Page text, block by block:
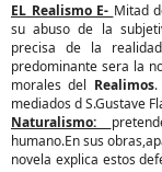
EL Realismo E- Mitad
su abuso de la
precisa de la
predominante sera la
morales del Realimos.
mediados d S.Gustave
Naturalismo:
humano.En sus
novela explica estos